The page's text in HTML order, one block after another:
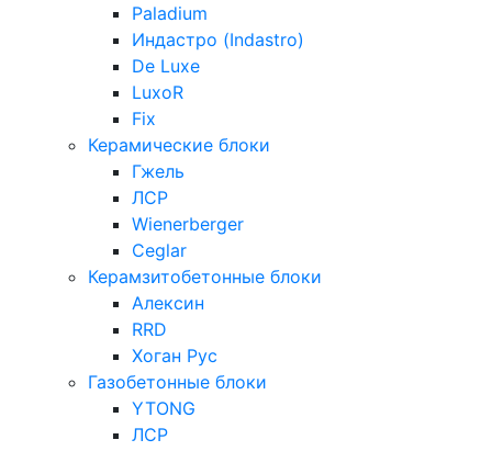
Paladium
Индастро (Indastro)
De Luxe
LuxoR
Fix
Керамические блоки
Гжель
ЛСР
Wienerberger
Ceglar
Керамзитобетонные блоки
Алексин
RRD
Хоган Рус
Газобетонные блоки
YTONG
ЛСР